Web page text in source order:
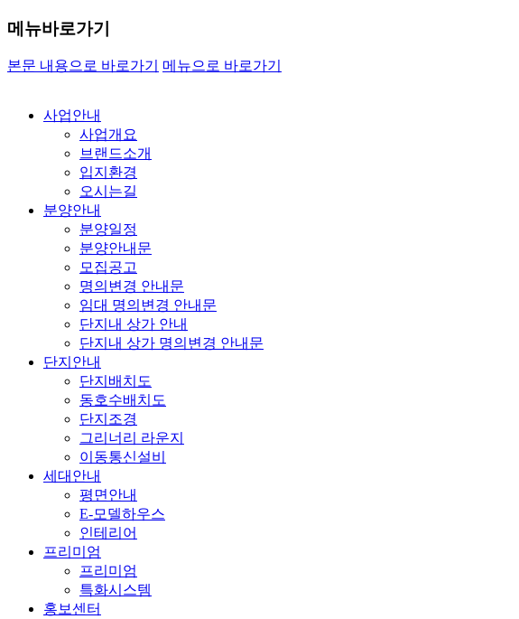
메뉴바로가기
본문 내용으로 바로가기 메뉴으로 바로가기
사업안내
사업개요
브랜드소개
입지환경
오시는길
분양안내
분양일정
분양안내문
모집공고
명의변경 안내문
임대 명의변경 안내문
단지내 상가 안내
단지내 상가 명의변경 안내문
단지안내
단지배치도
동호수배치도
단지조경
그리너리 라운지
이동통신설비
세대안내
평면안내
E-모델하우스
인테리어
프리미엄
프리미엄
특화시스템
홍보센터